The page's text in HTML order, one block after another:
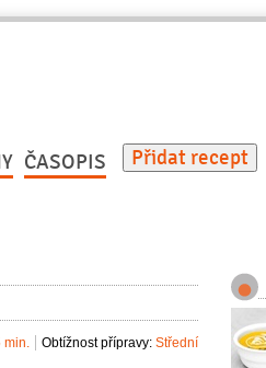
ČASOPIS Přidat recept
Obtížnost přípravy: Střední
min.